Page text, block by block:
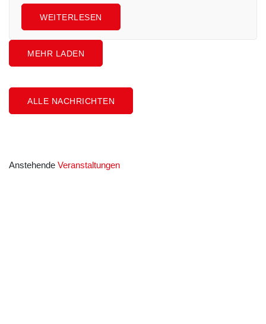
WEITERLESEN
MEHR LADEN
ALLE NACHRICHTEN
Anstehende Veranstaltungen